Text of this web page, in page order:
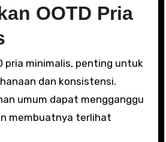
OOTD Pria
pria minimalis, penting untuk
dan konsistensi.
umum dapat mengganggu
membuatnya terlihat